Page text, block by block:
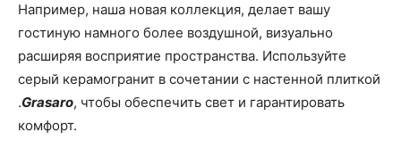
Например, наша новая коллекция, делает вашу
гостиную намного более воздушной, визуально
расширяя восприятие пространства. Используйте
серый керамогранит в сочетании с настенной плиткой
.Grasaro, чтобы обеспечить свет и гарантировать
комфорт.